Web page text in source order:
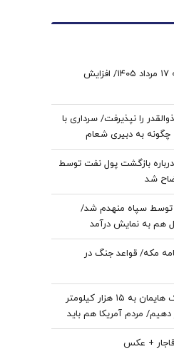
قیمت بیت‌کوین و اتریوم امروز شنبه ۱۷ مرداد ۱۴۰۵/ افزایش
را نپذیرفت/ سرداری با
چگونه به دبیری شعام
درباره بازگشت پول نفت توسط
شد
اف 15 آمریکا که توسط سپاه منهدم شد/
هم به نمایش درآمد
مکه/ قواعد جنگ در
امام‌ جمعه اهواز: با افزایش برد موشک هایمان به ۱۵ هزار کیلومتر
مردم آمریکا هم باید
موشک خوردن را ببینند/ نباید نسبت به مساله حجاب و عفاف بی
قاجار + عکس